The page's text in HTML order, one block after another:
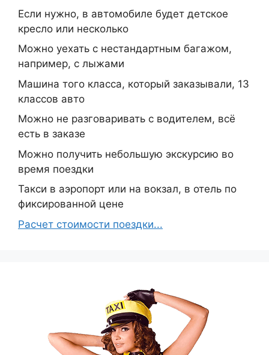
Если нужно, в автомобиле будет детское
кресло или несколько
Можно уехать с нестандартным багажом,
например, с лыжами
Машина того класса, который заказывали, 13
классов авто
Можно не разговаривать с водителем, всё
есть в заказе
Можно получить небольшую экскурсию во
время поездки
Такси в аэропорт или на вокзал, в отель по
фиксированной цене
Расчет стоимости поездки...